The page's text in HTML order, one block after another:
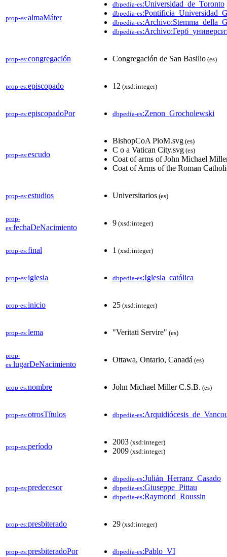
prop-es:almaMáter
dbpedia-es:Universidad_de_Toronto
dbpedia-es
dbpedia-es
dbpedia-es
prop-es:congregación Congregación de San Basilio (es)
prop-es:episcopado 12 (xsd:integer)
prop-es:episcopadoPor dbpedia-es:Zenon_Grocholewski
prop-es:escudo
BishopCoA PioM.svg (es)
C o a Vatican City.svg (es)
Coat of arms of John Michael
Coat of Arms of the Roman
prop-es:estudios Universitarios (es)
prop-
es:fechaDeNacimiento
9 (xsd:integer)
prop-es:final 1 (xsd:integer)
prop-es:iglesia dbpedia-es:Iglesia_católica
prop-es:inicio 25 (xsd:integer)
prop-es:lema "Veritati Servire" (es)
prop-
es:lugarDeNacimiento
Ottawa, Ontario, Canadá (es)
prop-es:nombre John Michael Miller C.S.B. (es)
prop-es:otrosTítulos dbpedia-es
prop-es:período
2003 (xsd:integer)
2009 (xsd:integer)
prop-es:predecesor
dbpedia-es:Julián_Herranz_Casado
dbpedia-es:Giuseppe_Pittau
dbpedia-es:Raymond_Roussin
prop-es:presbiterado 29 (xsd:integer)
prop-es:presbiteradoPor dbpedia-es:Pablo_VI